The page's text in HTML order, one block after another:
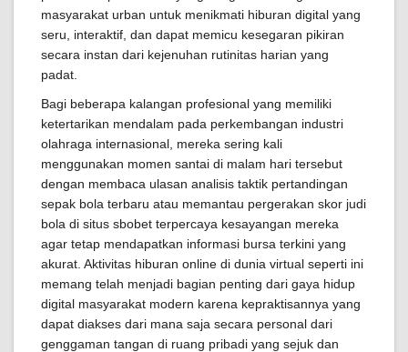
masyarakat urban untuk menikmati hiburan digital yang
seru, interaktif, dan dapat memicu kesegaran pikiran
secara instan dari kejenuhan rutinitas harian yang
padat.
Bagi beberapa kalangan profesional yang memiliki
ketertarikan mendalam pada perkembangan industri
olahraga internasional, mereka sering kali
menggunakan momen santai di malam hari tersebut
dengan membaca ulasan analisis taktik pertandingan
sepak bola terbaru atau memantau pergerakan skor judi
bola di situs sbobet terpercaya kesayangan mereka
agar tetap mendapatkan informasi bursa terkini yang
akurat. Aktivitas hiburan online di dunia virtual seperti ini
memang telah menjadi bagian penting dari gaya hidup
digital masyarakat modern karena kepraktisannya yang
dapat diakses dari mana saja secara personal dari
genggaman tangan di ruang pribadi yang sejuk dan